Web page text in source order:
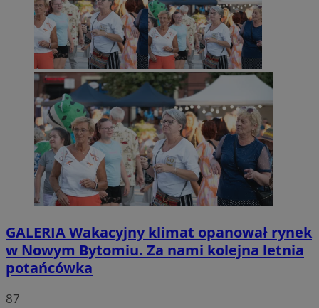
GALERIAWakacyjny klimat opanował rynek
w Nowym Bytomiu. Za nami kolejna letnia
potańcówka
87